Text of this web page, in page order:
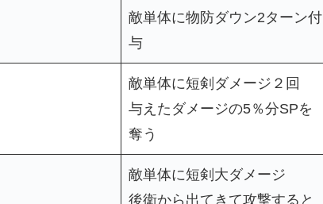
敵単体に物防ダウン2ターン付
与
敵単体に短剣ダメージ２回
与えたダメージの5％分SPを
奪う
敵単体に短剣大ダメージ
後衛から出てきて攻撃すると